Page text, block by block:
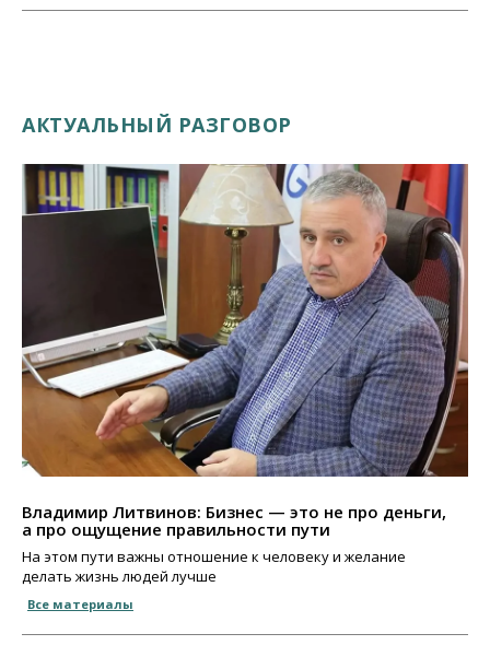
АКТУАЛЬНЫЙ РАЗГОВОР
Владимир Литвинов: Бизнес — это не про деньги,
а про ощущение правильности пути
На этом пути важны отношение к человеку и желание
делать жизнь людей лучше
Все материалы